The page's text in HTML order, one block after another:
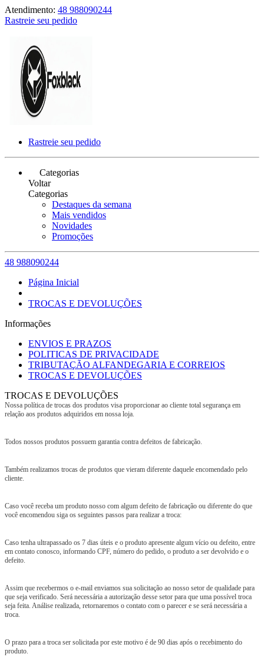
Atendimento: 48 988090244
Rastreie seu pedido
Rastreie seu pedido
Categorias
Voltar
Categorias
Destaques da semana
Mais vendidos
Novidades
Promoções
48 988090244
Página Inicial
TROCAS E DEVOLUÇÕES
Informações
ENVIOS E PRAZOS
POLITICAS DE PRIVACIDADE
TRIBUTAÇÃO ALFANDEGARIA E CORREIOS
TROCAS E DEVOLUÇÕES
TROCAS E DEVOLUÇÕES
Nossa política de trocas dos produtos visa proporcionar ao cliente total segurança em
relação aos produtos adquiridos em nossa loja.
Todos nossos produtos possuem garantia contra defeitos de fabricação.
Também realizamos trocas de produtos que vieram diferente daquele encomendado pelo
cliente.
Caso você receba um produto nosso com algum defeito de fabricação ou diferente do que
você encomendou siga os seguintes passos para realizar a troca:
Caso tenha ultrapassado os 7 dias úteis e o produto apresente algum vício ou defeito, entre
em contato conosco, informando CPF, número do pedido, o produto a ser devolvido e o
defeito.
Assim que recebermos o e-mail enviamos sua solicitação ao nosso setor de qualidade para
que seja verificado. Será necessária a autorização desse setor para que uma possível troca
seja feita. Análise realizada, retornaremos o contato com o parecer e se será necessária a
troca.
O prazo para a troca ser solicitada por este motivo é de 90 dias após o recebimento do
produto.